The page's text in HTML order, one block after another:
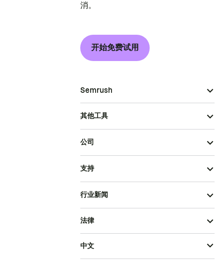
消。
开始免费试用
Semrush
其他工具
公司
支持
行业新闻
法律
中文